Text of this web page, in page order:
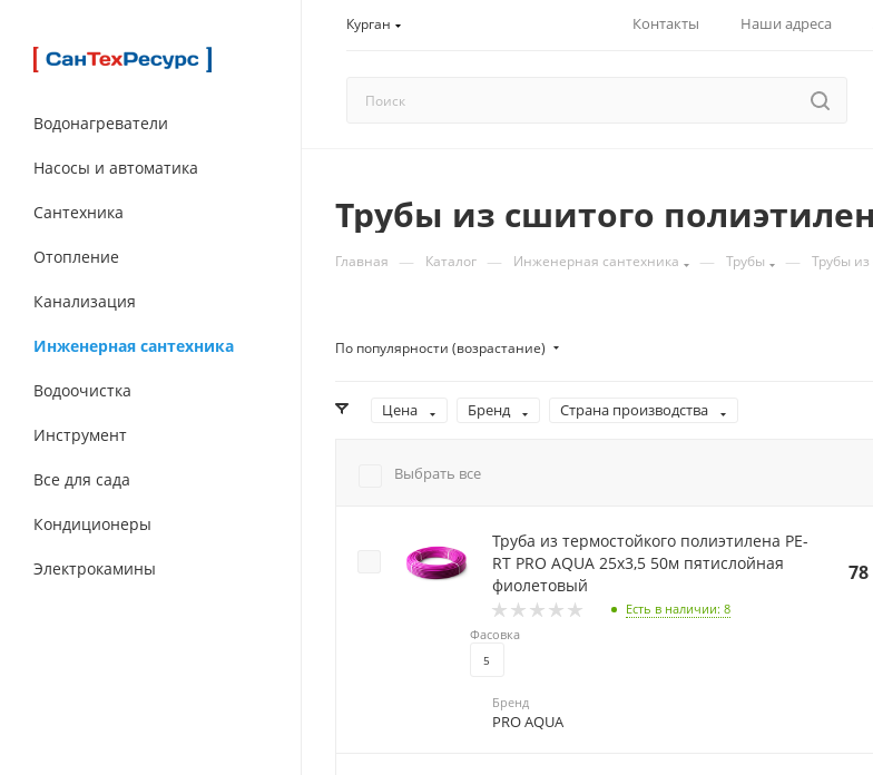
Курган Контакты Наши адреса
Водонагреватели
Насосы и автоматика
Сантехника
Отопление
Канализация
Инженерная сантехника
Водоочистка
Инструмент
Все для сада
Кондиционеры
Электрокамины
Трубы из сшитого
Главная — Каталог — Инженерная сантехника — Трубы — Трубы
По популярности (возрастание)
Цена Бренд Страна производства
Выбрать все
Труба из термостойкого полиэтилена PE-
RT PRO AQUA 25х3,5 50м пятислойная
фиолетовый
Есть в наличии: 8
78
Фасовка
5
Бренд
PRO AQUA